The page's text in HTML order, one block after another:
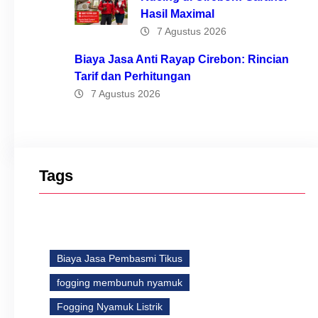
Hasil Maximal
7 Agustus 2026
Biaya Jasa Anti Rayap Cirebon: Rincian
Tarif dan Perhitungan
7 Agustus 2026
Tags
Biaya Jasa Pembasmi Tikus
fogging membunuh nyamuk
Fogging Nyamuk Listrik